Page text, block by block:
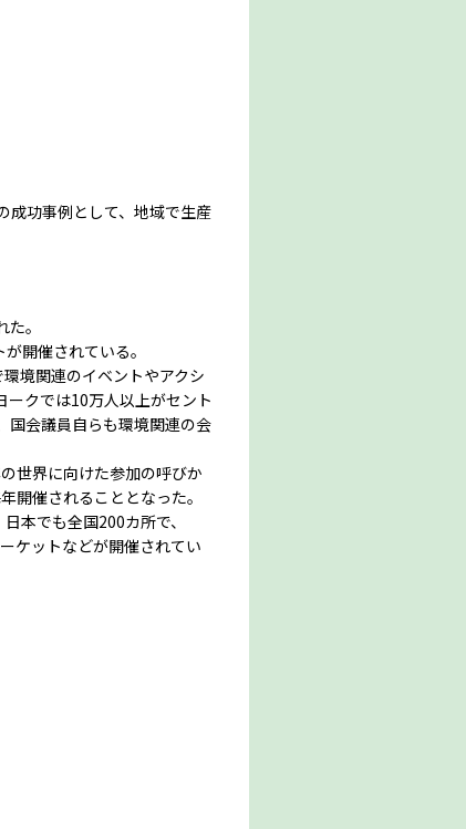
成功事例として、地域で生産
。
開催されている。
境関連のイベントやアクシ
ークでは10万人以上がセント
国会議員自らも環境関連の会
世界に向けた参加の呼びか
開催されることとなった。
本でも全国200カ所で、
ケットなどが開催されてい